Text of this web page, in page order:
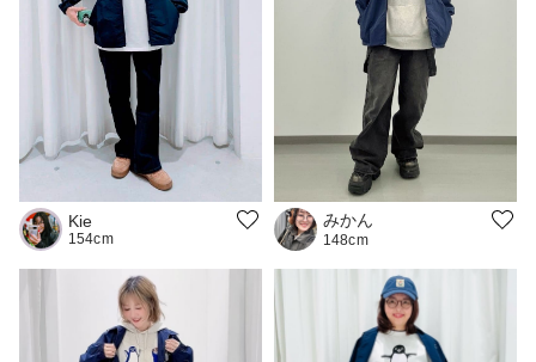
Kie
154cm
みかん
148cm